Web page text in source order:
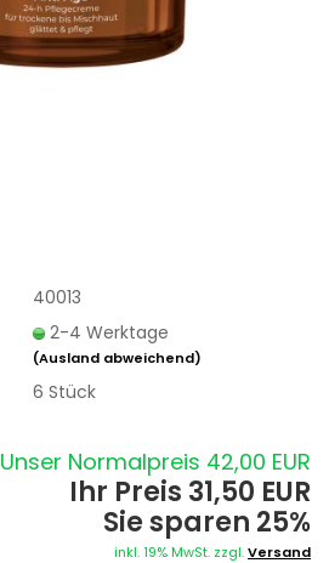
40013
2-4 Werktage
(Ausland abweichend)
6Stück
Unser Normalpreis 42,00 EUR
Ihr Preis 31,50 EUR
Sie sparen 25%
inkl. 19% MwSt. zzgl.Versand